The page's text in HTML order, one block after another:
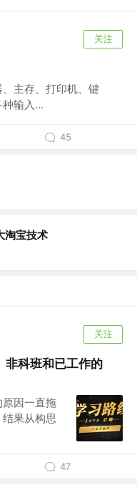
关注
主存、打印机、键
输入...
45
淘宝技术
关注
非科班和已工作的
因一直拖
果从构思
47